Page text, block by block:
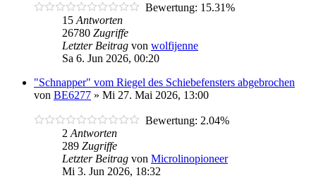
Bewertung: 15.31%
15 Antworten
26780 Zugriffe
Letzter Beitrag von wolfijenne
Sa 6. Jun 2026, 00:20
"Schnapper" vom Riegel des Schiebefensters abgebrochen
von BE6277 » Mi 27. Mai 2026, 13:00
Bewertung: 2.04%
2 Antworten
289 Zugriffe
Letzter Beitrag von Microlinopioneer
Mi 3. Jun 2026, 18:32